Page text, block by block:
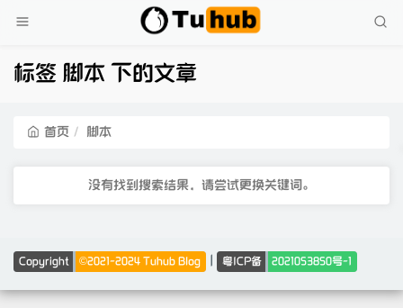
标签 脚本 下的文章
首页 脚本
没有找到搜索结果，请尝试更换关键词。
Copyright ©2021-2024 Tuhub Blog 粤ICP备 2021053850号-1